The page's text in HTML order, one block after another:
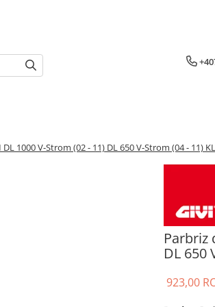
1000 V-Strom (02 - 11) DL 650 V-Strom (04 - 11)
Parbriz
DL 650
923,00